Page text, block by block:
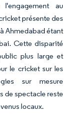
au
présente des
Ahmedabad étant
Cette disparité
plus large et
le cricket sur les
sur mesure
de spectacle reste
locaux.